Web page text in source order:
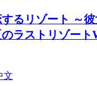
るリゾート ～
ラストリゾート
文